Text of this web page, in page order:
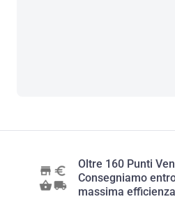
Oltre 160 Punti
Consegniamo
massima